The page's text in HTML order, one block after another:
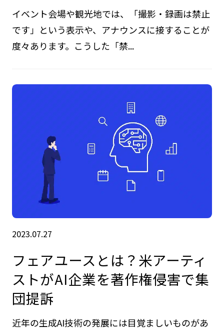
イベント会場や観光地では、「撮影・録画は禁止
です」という表示や、アナウンスに接することが
度々あります。こうした「禁...
2023.07.27
フェアユースとは？米アーティ
ストがAI企業を著作権侵害で集
団提訴
近年の生成AI技術の発展には目覚ましいものがあ